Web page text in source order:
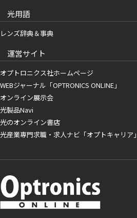
光用語
レンズ辞典＆事典
運営サイト
オプトロニクス社ホームページ
WEBジャーナル「OPTRONICS ONLINE」
オンライン展示会
光製品Navi
光のオンライン書店
光産業専門求職・求人ナビ「オプトキャリア」